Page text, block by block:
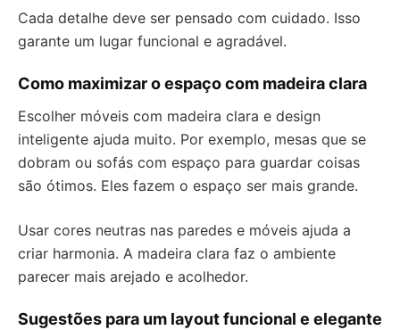
Cada detalhe deve ser pensado com cuidado. Isso
garante um lugar funcional e agradável.
Como maximizar o espaço com madeira clara
Escolher móveis com madeira clara e design
inteligente ajuda muito. Por exemplo, mesas que se
dobram ou sofás com espaço para guardar coisas
são ótimos. Eles fazem o espaço ser mais grande.
Usar cores neutras nas paredes e móveis ajuda a
criar harmonia. A madeira clara faz o ambiente
parecer mais arejado e acolhedor.
Sugestões para um layout funcional e elegante